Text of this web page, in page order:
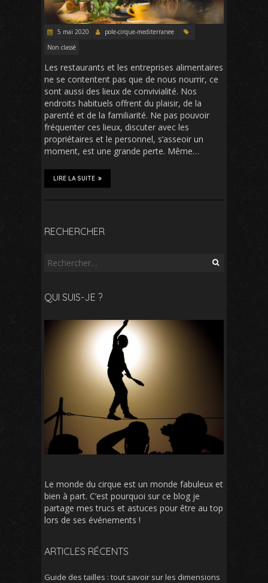
5 mai 2020
pole-cirque-mediterranee
Non classé
Les restaurants et les entreprises alimentaires
ne se contentent pas que de nous nourrir, ce
sont aussi des lieux de convivialité. Nos
endroits habituels offrent du plaisir, de la
parenté et de la familiarité. Ne pas pouvoir
fréquenter ces lieux, discuter avec les
propriétaires et le personnel, s’asseoir un
moment, est une grande perte. Même…
LIRE LA SUITE
RECHERCHER
Rechercher :
QUI SUIS-JE ?
Le monde du cirque est un monde fabuleux et
bien à part. C’est pourquoi sur ce blog je
partage mes trucs et astuces pour être au top
lors de ses événements !
ARTICLES RÉCENTS
Guide des tailles : tout savoir sur les dimensions